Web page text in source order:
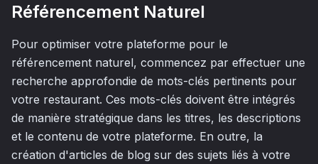
Référencement Naturel
Pour optimiser votre plateforme pour le
référencement naturel, commencez par effectuer une
recherche approfondie de mots-clés pertinents pour
votre restaurant. Ces mots-clés doivent être intégrés
de manière stratégique dans les titres, les descriptions
et le contenu de votre plateforme. En outre, la
création d'articles de blog sur des sujets liés à votre